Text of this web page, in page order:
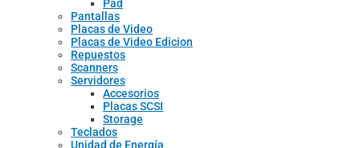
Pad
Pantallas
Placas de Video
Placas de Video Edicion
Repuestos
Scanners
Servidores
Accesorios
Placas SCSI
Storage
Teclados
Unidad de Energía